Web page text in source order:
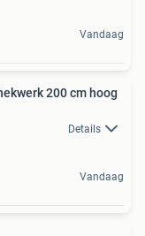
Vandaag
200 cm hoog
Details
Vandaag